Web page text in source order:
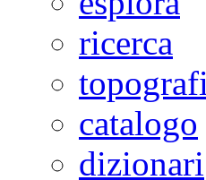
ricerca
catalogo
dizionari